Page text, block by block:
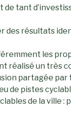
de tant
des résultats
les
réalisé un très
partagée par
de pistes
de la ville :